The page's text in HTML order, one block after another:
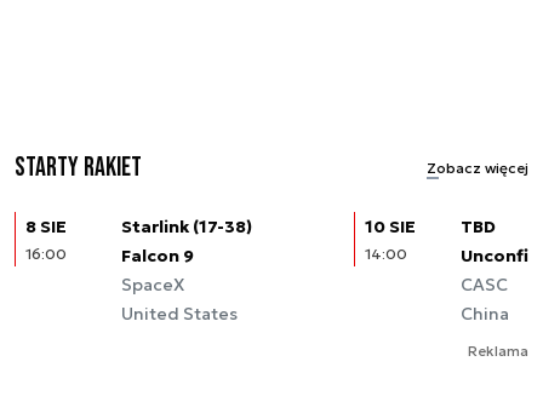
Starty rakiet Zobacz więcej
8 SIE
16:00
Starlink (17-38)
Falcon 9
SpaceX
United States
10 SIE
14:00
TBD
CASC
China
Reklama